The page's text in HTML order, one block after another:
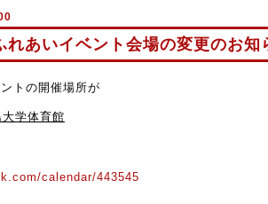
れあいイベント会場の変更のお知
トの開催場所が
学体育館
calendar/443545